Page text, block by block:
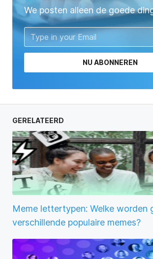
We posten alleen de goede
NU ABONNEREN
GERELATEERD
Meme lettertypen: Welke worden
verschillende populaire memes?